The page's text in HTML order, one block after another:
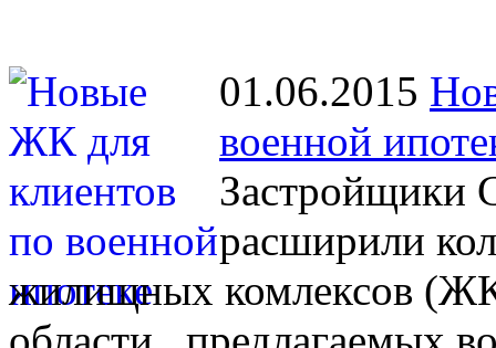
01.06.2015
военной
Застройщики
расширили
жилищных комлексов